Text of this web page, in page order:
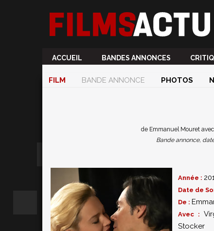
ACCUEIL BANDES ANNONCES
FILM BANDE ANNONCE PHOTOS
de Emmanuel Mouret
Bande annonce,
Année :
Date de
De :
Avec :
Stocker